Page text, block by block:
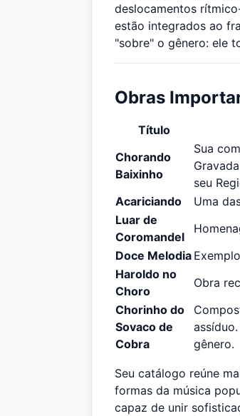
deslocamentos
estão integrados ao
"sobre" o gênero: ele
Obras
Título
Chorando
Baixinho
Sua
seu
Acariciando
Uma
Luar de
Coromandel
Doce Melodia
Haroldo no
Choro
Obra
Chorinho do
Sovaco de
Cobra
gênero.
Seu catálogo reúne
formas da música
capaz de unir